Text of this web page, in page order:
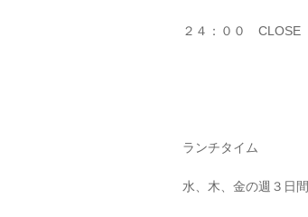
２４：００ CLOSE
ランチタイム
水、木、金の週３日間